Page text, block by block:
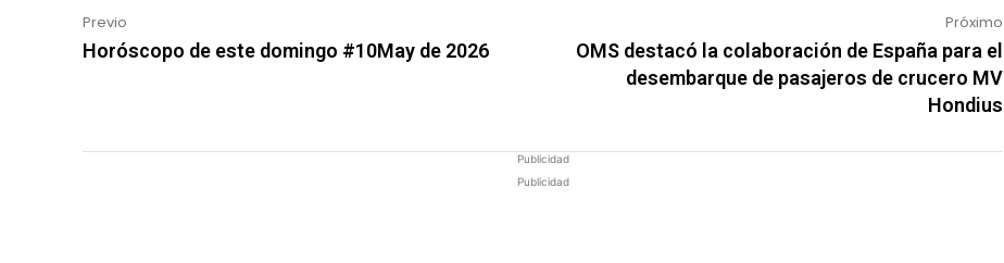
Previo
Horóscopo de este domingo #10May de 2026
Próximo
OMS destacó la colaboración de España para el
desembarque de pasajeros de crucero MV
Hondius
Publicidad
Publicidad